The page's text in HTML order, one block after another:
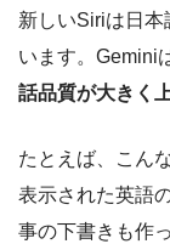
新しいSiriは日本
います。Gemini
話品質が大きく
たとえば、こん
表示された英語
事の下書きも作